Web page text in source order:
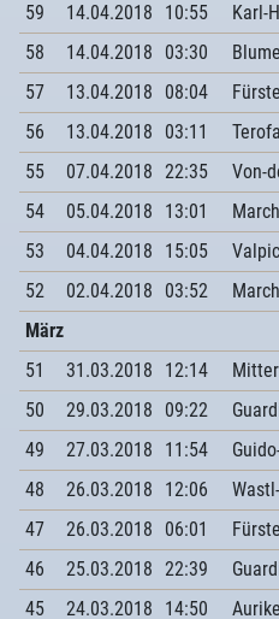
59
14.04.2018 10:55
Karl-
58
14.04.2018 03:30
57
13.04.2018 08:04
56
13.04.2018 03:11
55
07.04.2018 22:35
Von-
54
05.04.2018 13:01
53
04.04.2018 15:05
52
02.04.2018 03:52
März
51
31.03.2018 12:14
50
29.03.2018 09:22
49
27.03.2018 11:54
48
26.03.2018 12:06
47
26.03.2018 06:01
46
25.03.2018 22:39
45
24.03.2018 14:50